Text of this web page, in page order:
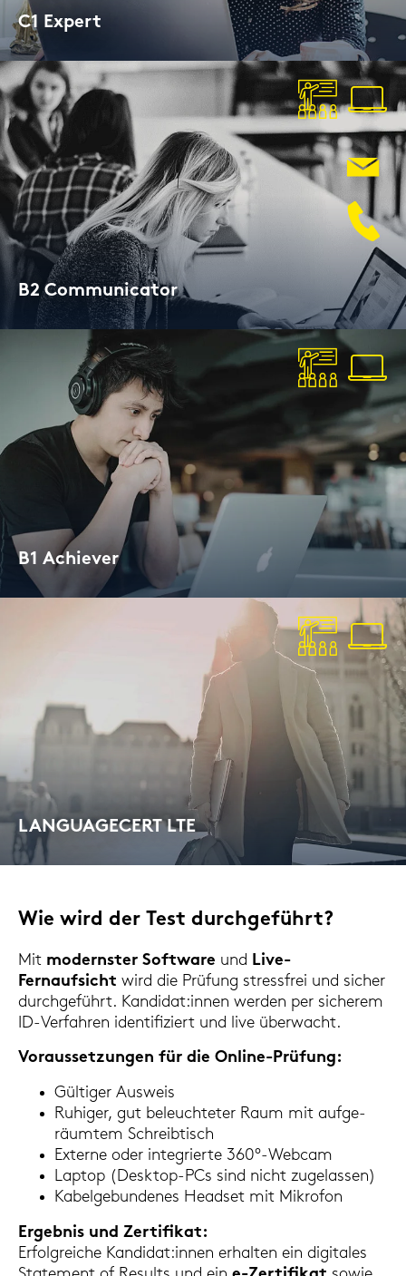
C1 Ex­pert
Lan­gu­ga­geCert ESOL
B2 Com­mu­ni­ca­tor
Lan­gu­ga­geCert ESOL
B1 Achie­ver
Lan­gu­ga­geCert ESOL
LAN­GUAGECERT LTE
Lan­guageCert Test of Eng­lish
Wie wird der Test durch­ge­führt?
Mit mo­derns­ter Soft­ware und Live-​
Fernaufsicht wird die Prü­fung stress­frei und si­cher
durch­ge­führt. Kan­di­dat:innen wer­den per si­che­rem
ID-​Verfahren iden­ti­fi­ziert und live über­wacht.
Vor­aus­set­zun­gen für die Online-​Prüfung:
Gül­ti­ger Aus­weis
Ru­hi­ger, gut be­leuch­te­ter Raum mit auf­ge­
räum­tem Schreib­tisch
Ex­ter­ne oder in­te­grier­te 360°-​Webcam
Lap­top (Desktop-​PCs sind nicht zu­ge­las­sen)
Ka­bel­ge­bun­de­nes Head­set mit Mi­kro­fon
Er­geb­nis und Zer­ti­fi­kat:
Er­folg­rei­che Kan­di­dat:innen er­hal­ten ein di­gi­ta­les